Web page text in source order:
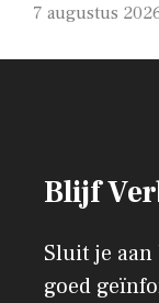
7 augustus
Blijf
Sluit je aan
goed